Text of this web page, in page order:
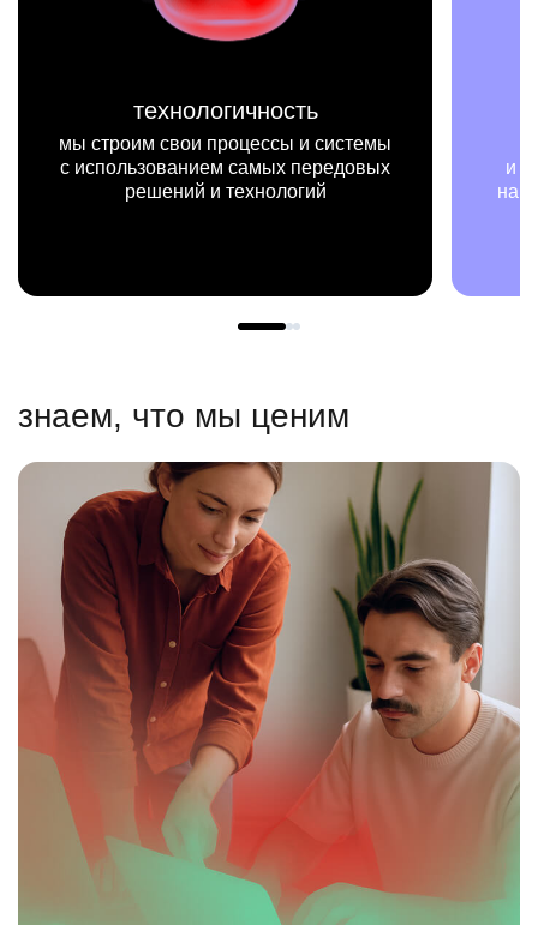
свои процессы и системы
самых передовых
и технологий
и примерах видим,
нашей работы
знаем, что мы ценим